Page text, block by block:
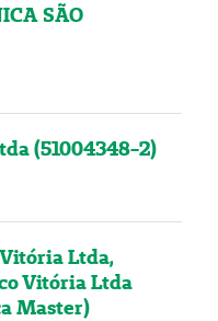
SÃO
(51004348-2)
Ltda,
Vitória Ltda
Master)